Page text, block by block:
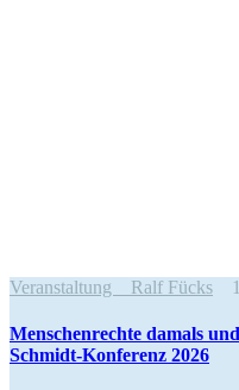
Veranstaltung Ralf Fücks
Menschen­rechte damals
Schmidt-Konferenz 2026